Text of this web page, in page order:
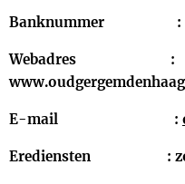
Banknummer :
Webadres :
E-mail :
Erediensten :